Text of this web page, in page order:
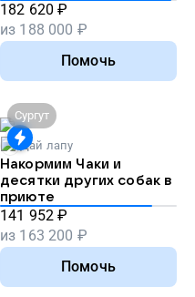
182 620 ₽
из 188 000 ₽
Помочь
Сургут
Дай лапу
Накормим Чаки и
десятки других собак в
приюте
141 952 ₽
из 163 200 ₽
Помочь